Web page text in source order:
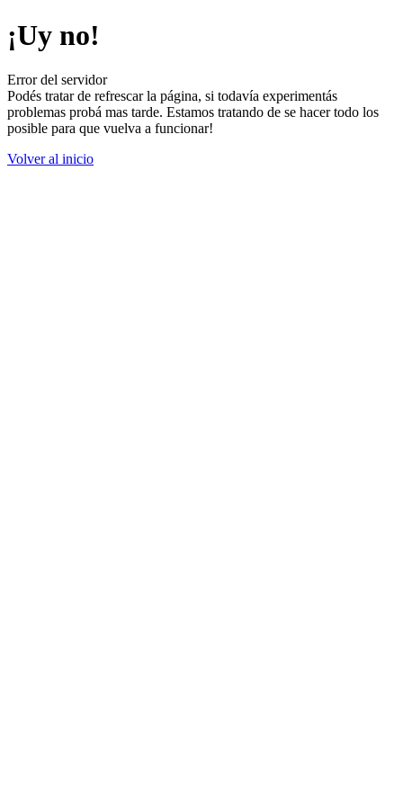
¡Uy no!
Error del servidor
Podés tratar de refrescar la página, si todavía experimentás
problemas probá mas tarde. Estamos tratando de se hacer todo los
posible para que vuelva a funcionar!
Volver al inicio